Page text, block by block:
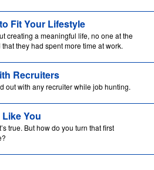
Fit Your Lifestyle
creating a meaningful life, no one at the
they had spent more time at work.
Recruiters
out with any recruiter while job hunting.
You
true. But how do you turn that first